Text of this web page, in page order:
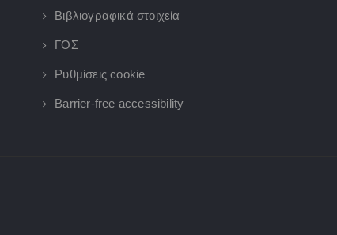
Βιβλιογραφικά στοιχεία
ΓΟΣ
Ρυθμίσεις cookie
Barrier-free accessibility